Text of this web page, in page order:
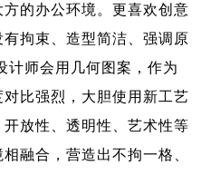
的办公环境。更喜欢创意
拘束、造型简洁、强调原
计师会用几何图案，作为
比强烈，大胆使用新工艺
放性、透明性、艺术性等
融合，营造出不拘一格、